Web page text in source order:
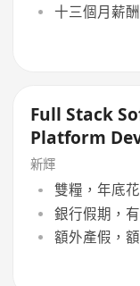
十三個月薪酬
Full Stack
Platform
新輝
雙糧，年底
銀行假期，
額外產假，